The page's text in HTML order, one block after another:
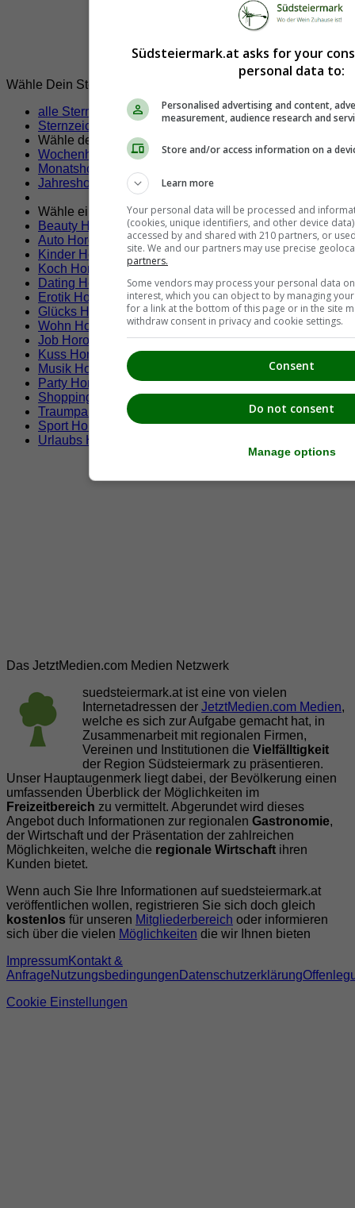
Wähle Dein Sternzeichen!
alle Sternzeichen
Sternzeichen Steinbock
Wähle dein Horoskop
Wochenhoroskop Steinbock
Monatshoroskop Steinbock
Jahreshoroskop Steinbock
Wähle ein Themen Horoskop
Beauty Horoskop
Auto Horoskop
Kinder Horoskop
Koch Horoskop
Dating Horoskop
Erotik Horoskop
Glücks Horoskop
Wohn Horoskop
Job Horoskop
Kuss Horoskop
Musik Horoskop
Party Horoskop
Shopping Horoskop
Traumpartner Horoskop
Sport Horoskop
Urlaubs Horoskop
Das JetztMedien.com Medien Netzwerk
suedsteiermark.at ist eine von vielen
Internetadressen der JetztMedien.com Medien,
welche es sich zur Aufgabe gemacht hat, in
Zusammenarbeit mit regionalen Firmen,
Vereinen und Institutionen die Vielfälltigkeit
der Region Südsteiermark zu präsentieren.
Unser Hauptaugenmerk liegt dabei, der Bevölkerung einen
umfassenden Überblick der Möglichkeiten im
Freizeitbereich zu vermittelt. Abgerundet wird dieses
Angebot duch Informationen zur regionalen Gastronomie,
der Wirtschaft und der Präsentation der zahlreichen
Möglichkeiten, welche die regionale Wirtschaft ihren
Kunden bietet.
Wenn auch Sie Ihre Informationen auf suedsteiermark.at
veröffentlichen wollen, registrieren Sie sich doch gleich
kostenlos für unseren Mitgliederbereich oder informieren
sich über die vielen Möglichkeiten die wir Ihnen bieten
ImpressumKontakt &
AnfrageNutzungsbedingungen Datenschutzerklärung
Cookie Einstellungen
Südsteiermark.at asks for your
personal data to:
Personalised advertising and content,
measurement, audience research and
Store and/or access information on a
Learn more
Your personal data will be processed and
(cookies, unique identifiers, and other device
accessed by and shared with 210 partners, or
site. We and our partners may use precise
partners.
Some vendors may process your personal data
interest, which you can object to by managing
for a link at the bottom of this page or in the site
withdraw consent in privacy and cookie settings.
Consent
Do not consent
Manage options